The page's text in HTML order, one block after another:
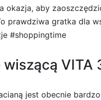
okazja, aby
prawdziwa gratka
#shoppingtime
VITA
jest obecnie